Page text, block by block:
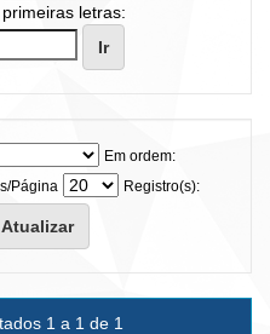
letras:
Em ordem:
Página
Registro(s):
1 a 1 de 1